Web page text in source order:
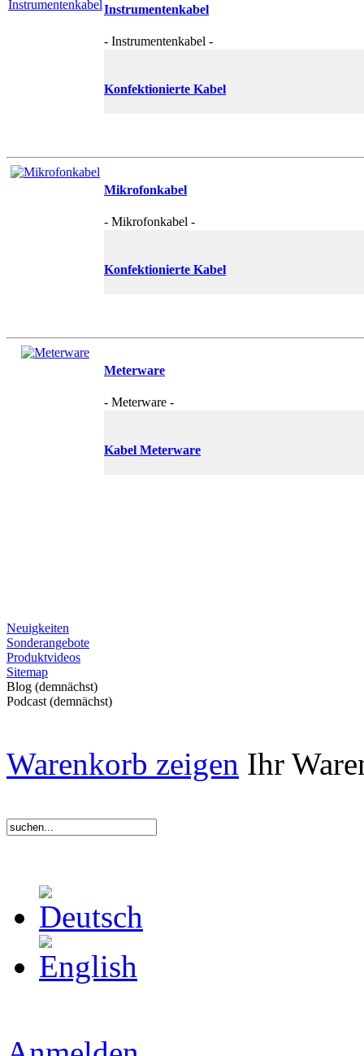
Instrumentenkabel
- Instrumentenkabel -
Konfektionierte Kabel
Mikrofonkabel
- Mikrofonkabel -
Konfektionierte Kabel
Meterware
- Meterware -
Kabel Meterware
Neuigkeiten
Sonderangebote
Produktvideos
Sitemap
Blog (demnächst)
Podcast (demnächst)
Warenkorb zeigen Ihr